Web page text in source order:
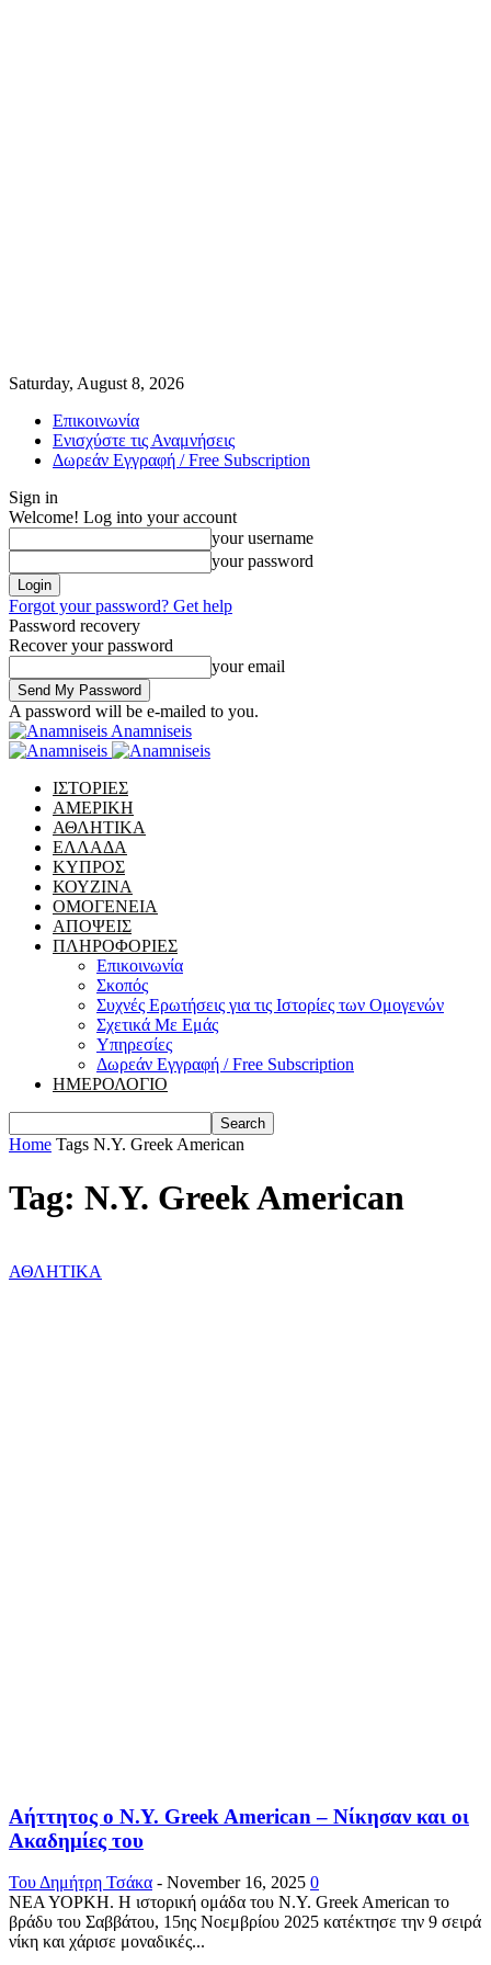
Saturday, August 8, 2026
Επικοινωνία
Ενισχύστε τις Αναμνήσεις
Δωρεάν Εγγραφή / Free Subscription
Sign in
Welcome! Log into your account
your username
your password
Forgot your password? Get help
Password recovery
Recover your password
your email
A password will be e-mailed to you.
Anamniseis
ΙΣΤΟΡΙΕΣ
ΑΜΕΡΙΚΗ
ΑΘΛΗΤΙΚΑ
ΕΛΛΑΔΑ
ΚΥΠΡΟΣ
ΚΟΥΖΙΝΑ
ΟΜΟΓΕΝΕΙΑ
ΑΠΟΨΕΙΣ
ΠΛΗΡΟΦΟΡΙΕΣ
Επικοινωνία
Σκοπός
Συχνές Ερωτήσεις για τις Ιστορίες των Ομογενών
Σχετικά Με Εμάς
Υπηρεσίες
Δωρεάν Εγγραφή / Free Subscription
ΗΜΕΡΟΛΟΓΙΟ
Home Tags Ν.Υ. Greek American
Tag: Ν.Υ. Greek American
ΑΘΛΗΤΙΚΑ
Αήττητος ο Ν.Υ. Greek American – Νίκησαν και οι
Ακαδημίες του
Του Δημήτρη Τσάκα - November 16, 2025 0
ΝΕΑ ΥΟΡΚΗ. Η ιστορική ομάδα του Ν.Υ. Greek American το
βράδυ του Σαββάτου, 15ης Νοεμβρίου 2025 κατέκτησε την 9 σειρά
νίκη και χάρισε μοναδικές...